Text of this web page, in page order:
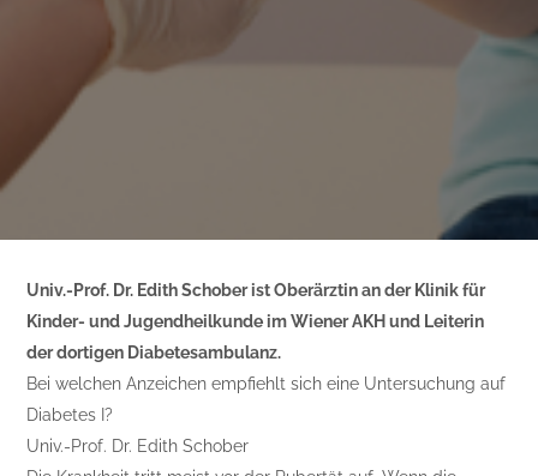
Univ.-Prof. Dr. Edith Schober ist Oberärztin an der Klinik für
Kinder- und Jugendheilkunde im Wiener AKH und Leiterin
der dortigen Diabetesambulanz.
Bei welchen Anzeichen empfiehlt sich eine Untersuchung auf
Diabetes I?
Univ.-Prof. Dr. Edith Schober